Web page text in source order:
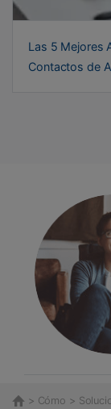
Las 5 Mejores
Contactos de
> Cómo >